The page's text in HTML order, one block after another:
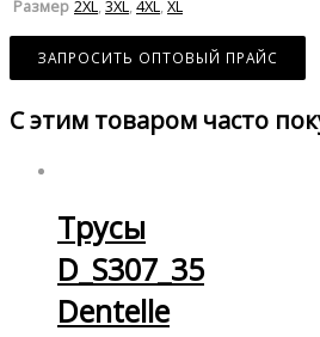
Размер 2XL,3XL,4XL,XL
ЗАПРОСИТЬ ОПТОВЫЙ ПРАЙС
С этим товаром часто
Трусы
D_S307_35
Dentelle